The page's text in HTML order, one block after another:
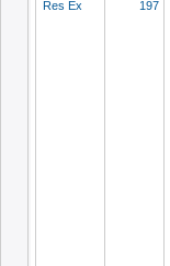
Res Ex 197